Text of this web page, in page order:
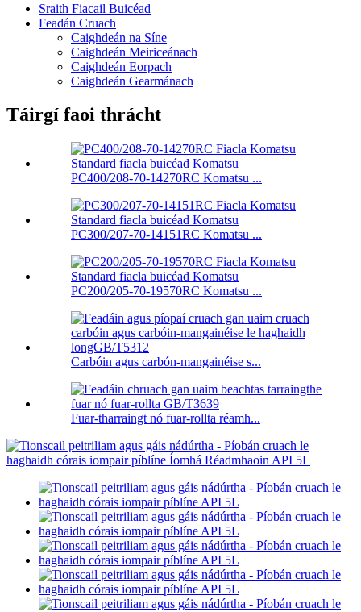
Sraith Fiacail Buicéad
Feadán Cruach
Caighdeán na Síne
Caighdeán Meiriceánach
Caighdeán Eorpach
Caighdeán Gearmánach
Táirgí faoi thrácht
PC400/208-70-14270RC Komatsu ...
PC300/207-70-14151RC Komatsu ...
PC200/205-70-19570RC Komatsu ...
Carbóin agus carbón-mangainéise s...
Fuar-tharraingt nó fuar-rollta réamh...